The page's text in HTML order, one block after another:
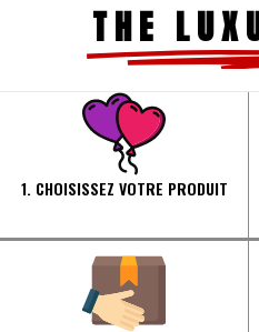
THE
1. CHOISISSEZ VOTRE PRODUIT